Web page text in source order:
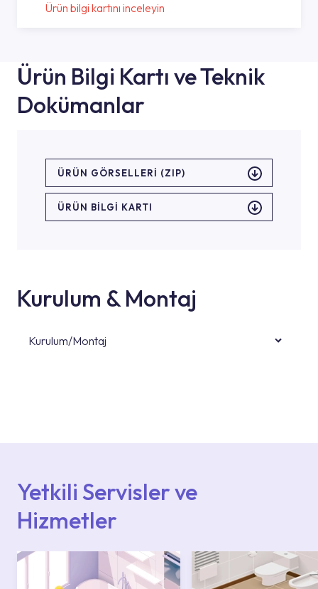
Ürün bilgi kartını inceleyin
Ürün Bilgi Kartı ve Teknik
Dokümanlar
ÜRÜN GÖRSELLERI (ZIP)
ÜRÜN BILGI KARTI
Kurulum & Montaj
Kurulum/Montaj
Yetkili Servisler ve
Hizmetler